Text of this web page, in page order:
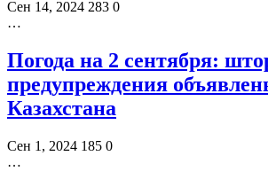
Сен 14, 2024 283 0
…
Погода на 2 сентября:
предупреждения
Казахстана
Сен 1, 2024 185 0
…